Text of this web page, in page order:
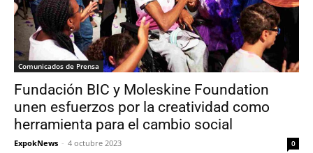
Comunicados de Prensa
Fundación BIC y Moleskine Foundation
unen esfuerzos por la creatividad como
herramienta para el cambio social
ExpokNews - 4 octubre 2023 0